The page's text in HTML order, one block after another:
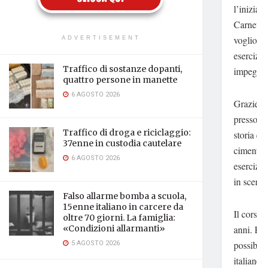
ADVERTISEMENT
Traffico di sostanze dopanti,
quattro persone in manette
6 AGOSTO 2026
Traffico di droga e riciclaggio:
37enne in custodia cautelare
6 AGOSTO 2026
Falso allarme bomba a scuola,
15enne italiano in carcere da
oltre 70 giorni. La famiglia:
«Condizioni allarmanti»
5 AGOSTO 2026
storia
in
Il
anni.